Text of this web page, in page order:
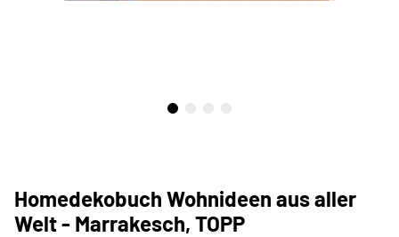
Homedekobuch Wohnideen aus aller
Welt - Marrakesch, TOPP